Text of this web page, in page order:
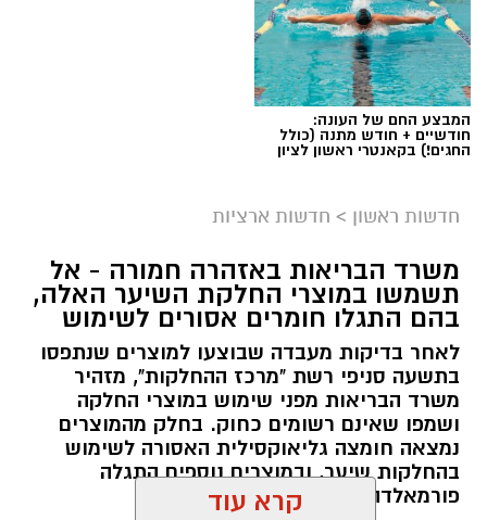
המבצע החם של העונה:
חודשיים + חודש מתנה (כולל
החגים!) בקאנטרי ראשון לציון
חדשות ראשון > חדשות ארציות
משרד הבריאות באזהרה חמורה - אל
תשמשו במוצרי החלקת השיער האלה,
בהם התגלו חומרים אסורים לשימוש
לאחר בדיקות מעבדה שבוצעו למוצרים שנתפסו
בתשעה סניפי רשת "מרכז ההחלקות", מזהיר
משרד הבריאות מפני שימוש במוצרי החלקה
ושמפו שאינם רשומים כחוק. בחלק מהמוצרים
נמצאה חומצה גליאוקסילית האסורה לשימוש
בהחלקות שיער, ובמוצרים נוספים התגלה
פורמאלדהיד - חומר המוגדר כמסרטן
קרא עוד